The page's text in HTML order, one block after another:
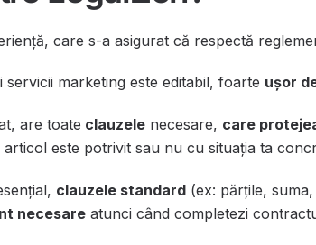
care s-a asigurat că respectă
marketing este editabil, foarte ușor
are toate clauzele necesare, care
este potrivit sau nu cu situația ta
clauzele standard (ex: părțile,
necesare atunci când completezi